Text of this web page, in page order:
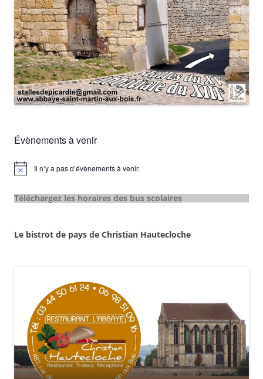
Évènements à venir
Notice Il n’y a pas d’évènements à venir.
Téléchargez les horaires des bus scolaires
Le bistrot de pays de Christian Hautecloche